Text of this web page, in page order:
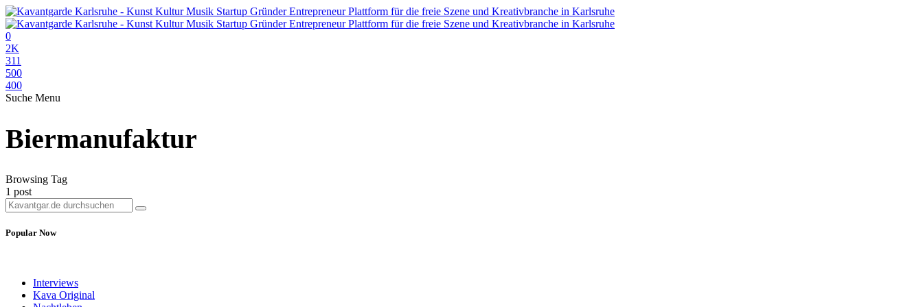
0
2K
311
500
400
Suche Menu
Biermanufaktur
Browsing Tag
1 post
Popular Now
Interviews
Kava Original